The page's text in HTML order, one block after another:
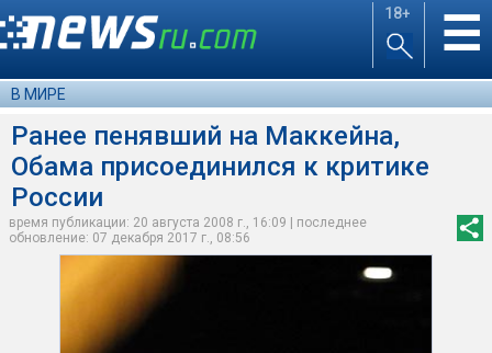
18+ ☰
В МИРЕ
Ранее пенявший на Маккейна,
Обама присоединился к критике
России
время публикации: 20 августа 2008 г., 16:09 | последнее
обновление: 07 декабря 2017 г., 08:56